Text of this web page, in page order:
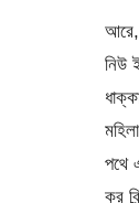
আরে,
নিউ
পথে
কর